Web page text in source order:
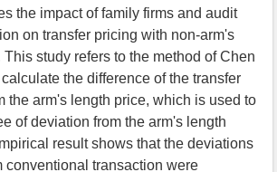
the impact of family firms and audit
on transfer pricing with non-arm's
This study refers to the method of Chen
the difference of the transfer
the arm's length price, which is used to
of deviation from the arm's length
result shows that the deviations
conventional transaction were